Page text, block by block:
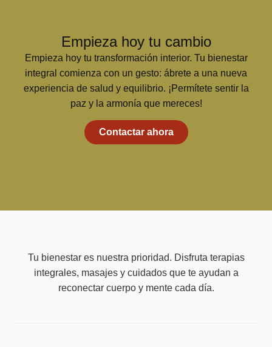
Empieza hoy tu cambio
Empieza hoy tu transformación interior. Tu bienestar
integral comienza con un gesto: ábrete a una nueva
experiencia de salud y equilibrio. ¡Permítete sentir la
paz y la armonía que mereces!
Contactar ahora
Tu bienestar es nuestra prioridad. Disfruta terapias
integrales, masajes y cuidados que te ayudan a
reconectar cuerpo y mente cada día.